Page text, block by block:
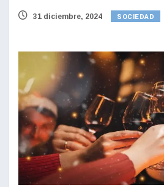
31 diciembre, 2024 SOCIEDAD